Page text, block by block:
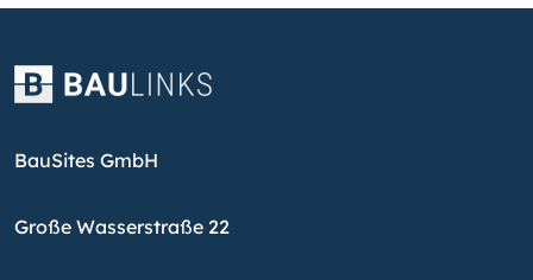
BauSites GmbH
Große Wasserstraße 22